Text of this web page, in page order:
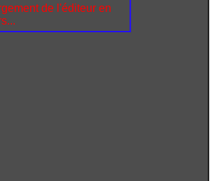
de l'éditeur en